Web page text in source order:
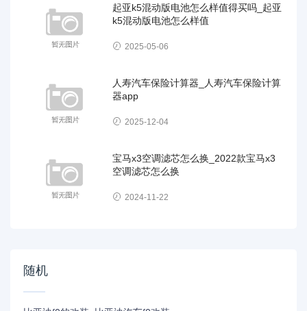
起亚k5混动版电池怎么样值得买吗_起亚
k5混动版电池怎么样值
2025-05-06
人寿汽车保险计算器_人寿汽车保险计算
器app
2025-12-04
宝马x3空调滤芯怎么换_2022款宝马x3
空调滤芯怎么换
2024-11-22
随机